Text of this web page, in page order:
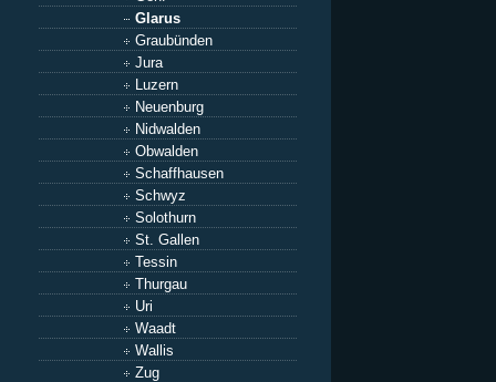
Glarus
Graubünden
Jura
Luzern
Neuenburg
Nidwalden
Obwalden
Schaffhausen
Schwyz
Solothurn
St. Gallen
Tessin
Thurgau
Uri
Waadt
Wallis
Zug